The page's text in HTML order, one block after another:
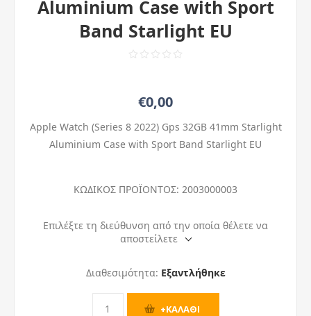
Aluminium Case with Sport
Band Starlight EU
€0,00
Apple Watch (Series 8 2022) Gps 32GB 41mm Starlight
Aluminium Case with Sport Band Starlight EU
ΚΩΔΙΚΟΣ ΠΡΟΪΟΝΤΟΣ: 2003000003
Επιλέξτε τη διεύθυνση από την οποία θέλετε να
αποστείλετε
Διαθεσιμότητα: Εξαντλήθηκε